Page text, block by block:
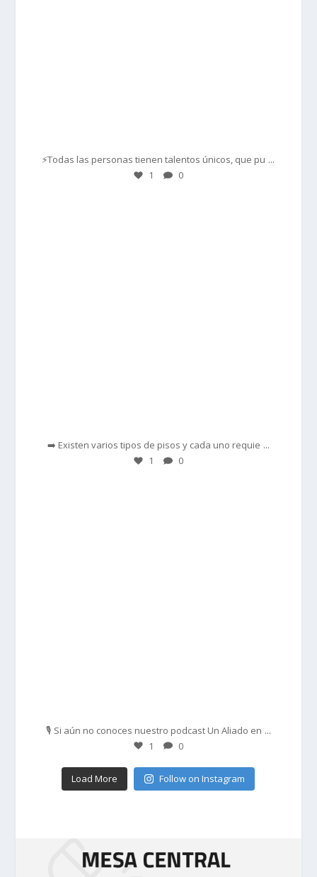
⚡Todas las personas tienen talentos únicos, que pu ...
1 0
➡️ Existen varios tipos de pisos y cada uno requie ...
1 0
🎙️ Si aún no conoces nuestro podcast Un Aliado en ...
1 0
Load More Follow on Instagram